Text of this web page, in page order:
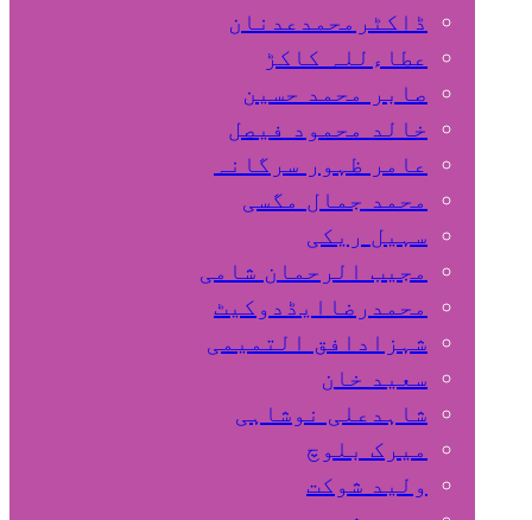
ڈاکٹرمحمدعدنان
عطاءللہ کاکڑ
صابر محمد حسین
خالد محمود فیصل
عامر ظہور سرگانہ
محمد جمال مگسی
سہیل ريكی
مجیب الرحمان شامی
محمدرضاایڈدوکیٹ
شہزادافق التمیمی
سعید خان
شاہدعلی نوشاہی
میرک بلوچ
ولید شوکت